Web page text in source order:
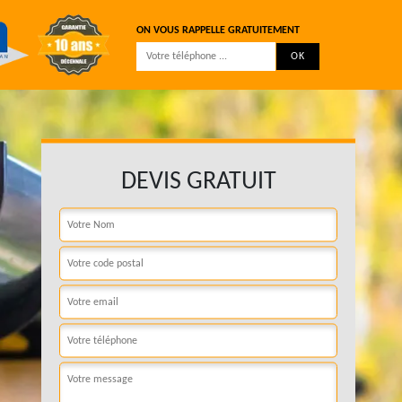
ON VOUS RAPPELLE GRATUITEMENT
DEVIS GRATUIT